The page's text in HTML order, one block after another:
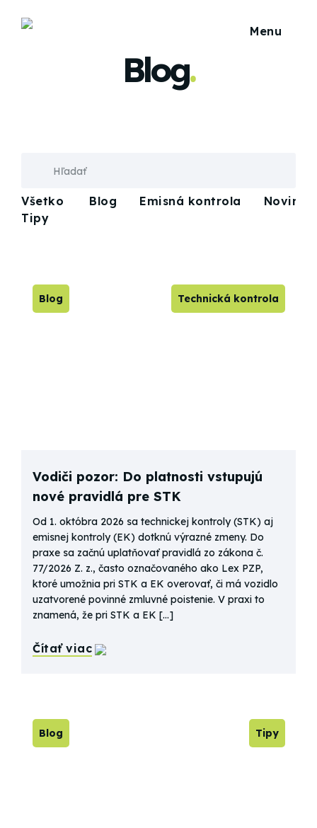
Blog.
Všetko Blog Emisná kontrola
Novinky
Tipy
Blog Technická kontrola
Vodiči pozor: Do platnosti vstupujú
nové pravidlá pre STK
Od 1. októbra 2026 sa technickej kontroly (STK) aj
emisnej kontroly (EK) dotknú výrazné zmeny. Do
praxe sa začnú uplatňovať pravidlá zo zákona č.
77/2026 Z. z., často označovaného ako Lex PZP,
ktoré umožnia pri STK a EK overovať, či má vozidlo
uzatvorené povinné zmluvné poistenie. V praxi to
znamená, že pri STK a EK […]
Čítať viac
Blog Tipy